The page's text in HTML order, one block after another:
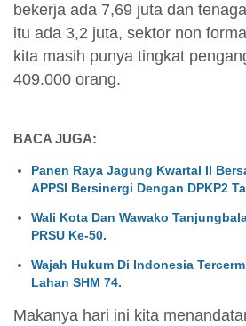
bekerja ada 7,69 juta dan
itu ada 3,2 juta, sektor non
kita masih punya tingkat
409.000 orang.
BACA JUGA:
Panen Raya Jagung Kwartal II
APPSI Bersinergi Dengan DPKP2
Wali Kota Dan Wawako
PRSU Ke-50.
Wajah Hukum Di Indonesia
Lahan SHM 74.
Makanya hari ini kita